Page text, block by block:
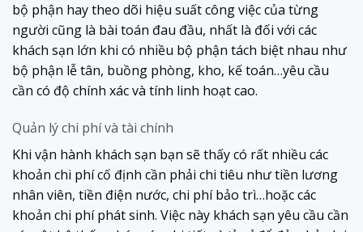
bộ phận hay theo dõi hiệu suất công việc của từng
người cũng là bài toán đau đầu, nhất là đối với các
khách sạn lớn khi có nhiều bộ phận tách biệt nhau như
bộ phận lễ tân, buồng phòng, kho, kế toán…yêu cầu
cần có độ chính xác và tính linh hoạt cao.
Quản lý chi phí và tài chính
Khi vận hành khách sạn bạn sẽ thấy có rất nhiều các
khoản chi phí cố định cần phải chi tiêu như tiền lương
nhân viên, tiền điện nước, chi phí bảo trì…hoặc các
khoản chi phí phát sinh. Việc này khách sạn yêu cầu cần